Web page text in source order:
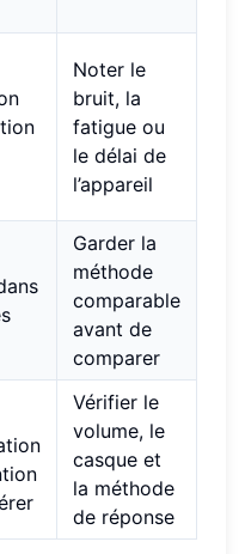
Noter le
bruit, la
fatigue ou
le délai de
l’appareil
Garder la
méthode
comparable
avant de
comparer
Vérifier le
volume, le
casque et
la méthode
de réponse